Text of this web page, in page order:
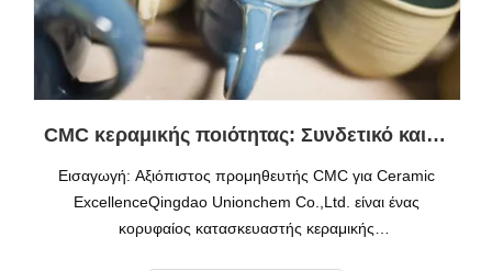
CMC κεραμικής ποιότητας: Συνδετικό και πυκνωτικό υψηλής απόδοσης για την κεραμική βιομηχανία
Εισαγωγή: Αξιόπιστος προμηθευτής CMC για Ceramic
ExcellenceQingdao Unionchem Co.,Ltd. είναι ένας
κορυφαίος κατασκευαστής κεραμικής